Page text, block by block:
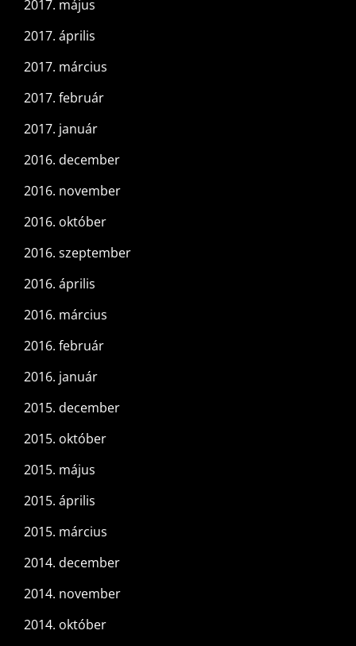
2017. május
2017. április
2017. március
2017. február
2017. január
2016. december
2016. november
2016. október
2016. szeptember
2016. április
2016. március
2016. február
2016. január
2015. december
2015. október
2015. május
2015. április
2015. március
2014. december
2014. november
2014. október